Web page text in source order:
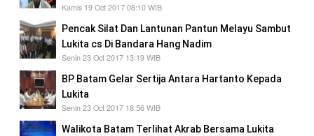
Kamis 19 Oct 2017 08:10 WIB
Pencak Silat Dan Lantunan Pantun Melayu Sambut
Lukita cs Di Bandara Hang Nadim
Senin 23 Oct 2017 13:19 WIB
BP Batam Gelar Sertija Antara Hartanto Kepada
Lukita
Senin 23 Oct 2017 18:56 WIB
Walikota Batam Terlihat Akrab Bersama Lukita